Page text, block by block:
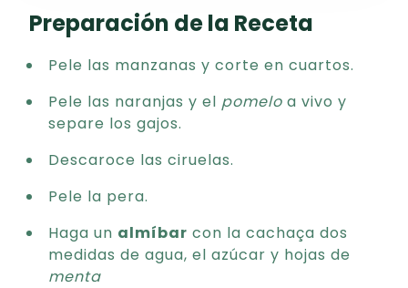
Preparación de la Receta
Pele las manzanas y corte en cuartos.
Pele las naranjas y el pomelo a vivo y
separe los gajos.
Descaroce las ciruelas.
Pele la pera.
Haga un almíbar con la cachaça dos
medidas de agua, el azúcar y hojas de
menta